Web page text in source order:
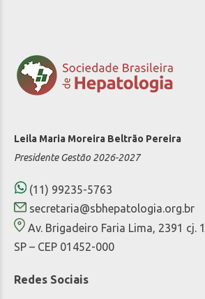
Leila Maria Moreira Beltrão Pereira
Presidente Gestão 2026-2027
(11) 99235-5763
secretaria@sbhepatologia.org.br
Av. Brigadeiro Faria Lima, 2391 cj.
SP – CEP 01452-000
Redes Sociais